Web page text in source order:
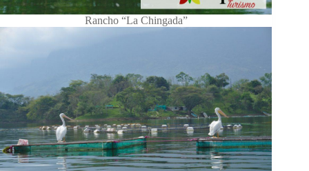
Rancho “La Chingada”